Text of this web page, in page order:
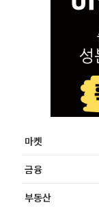
마켓
금융
부동산